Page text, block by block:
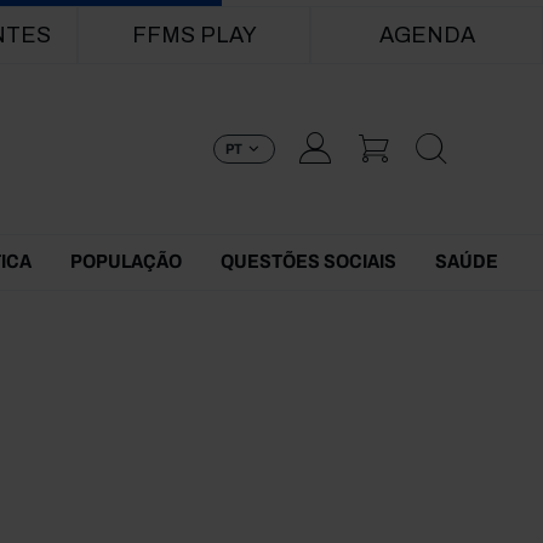
FFMS PLAY AGENDA
PT
POPULAÇÃO QUESTÕES SOCIAIS SAÚDE